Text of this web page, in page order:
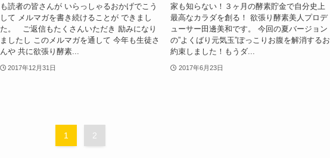
も読者の皆さんが いらっしゃるおかげでこう
して メルマガを書き続けることが できまし
た。 ご返信もたくさんいただき 励みになり
ましたし このメルマガを通して 今年も生徒さ
んや 共に欲張り酵素...
2017年12月31日
家も知らない！３ヶ月の酵素貯金で自分史上
最高なカラダを創る！ 欲張り酵素美人プロデ
ューサー田邊美和です。 今回の夏バージョン
の”よくばり元気玉”ぽっこりお腹を解消するお
約束しました！もうダ...
2017年6月23日
1 2